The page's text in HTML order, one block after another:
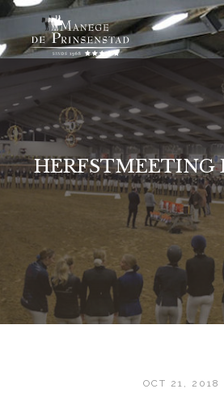
HERFSTMEETING
OCT 21, 2018